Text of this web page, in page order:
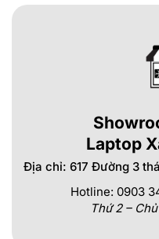
Laptop
Địa chỉ: 617 Đường 3
Hotline: 0903
Thứ 2 –